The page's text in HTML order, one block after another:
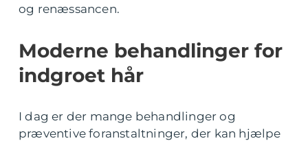
og renæssancen.
Moderne behandlinger for
indgroet hår
I dag er der mange behandlinger og
præventive foranstaltninger, der kan hjælpe